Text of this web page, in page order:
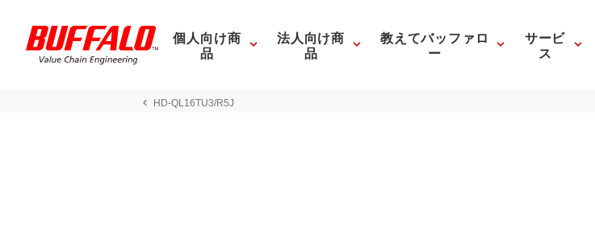
個人向け商
品
法人向け商
品
教えてバッファロ
ー
サービ
ス
HD-QL16TU3/R5J